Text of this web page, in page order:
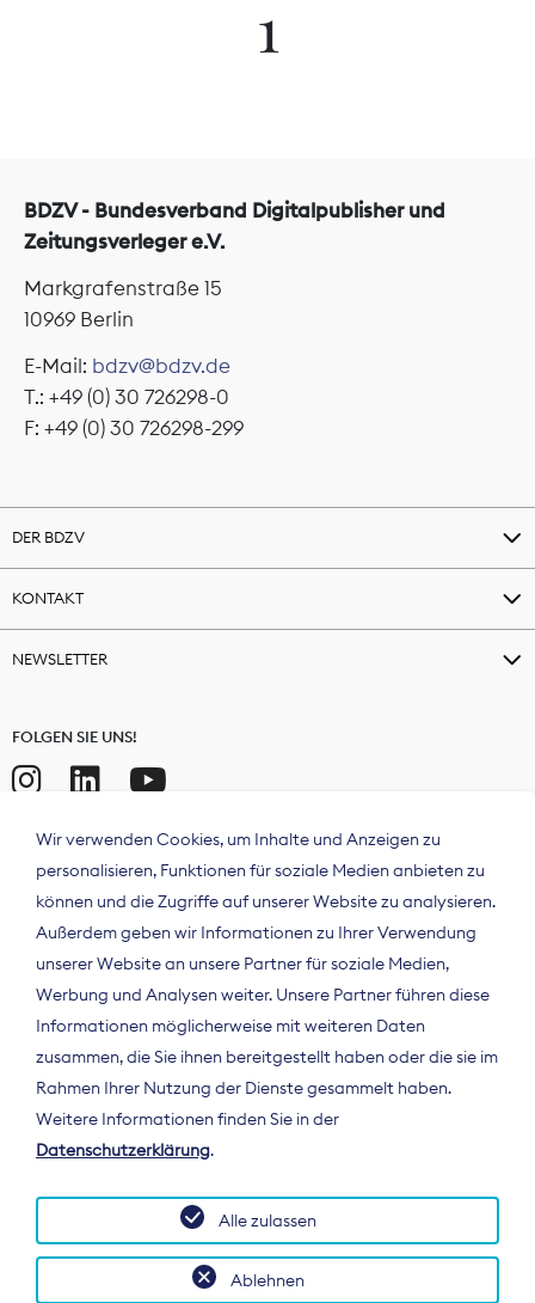
1
BDZV - Bundesverband Digitalpublisher und
Zeitungsverleger e.V.
Markgrafenstraße 15
10969 Berlin
E-Mail: bdzv@bdzv.de
T.: +49 (0) 30 726298-0
F: +49 (0) 30 726298-299
DER BDZV
KONTAKT
NEWSLETTER
FOLGEN SIE UNS!
Der Bundesverband Digitalpublisher und
Zeitungsverleger (BDZV) vertritt als
Spitzenorganisation die Interessen der
Deutschland und auf EU-Ebene.
Wir verwenden Cookies, um Inhalte und Anzeigen zu
personalisieren, Funktionen für soziale Medien anbieten zu
können und die Zugriffe auf unserer Website zu analysieren.
Außerdem geben wir Informationen zu Ihrer Verwendung
unserer Website an unsere Partner für soziale Medien,
Werbung und Analysen weiter. Unsere Partner führen diese
Informationen möglicherweise mit weiteren Daten
zusammen, die Sie ihnen bereitgestellt haben oder die sie im
Rahmen Ihrer Nutzung der Dienste gesammelt haben.
Weitere Informationen finden Sie in der
Datenschutzerklärung.
Ablehnen
Alle zulassen